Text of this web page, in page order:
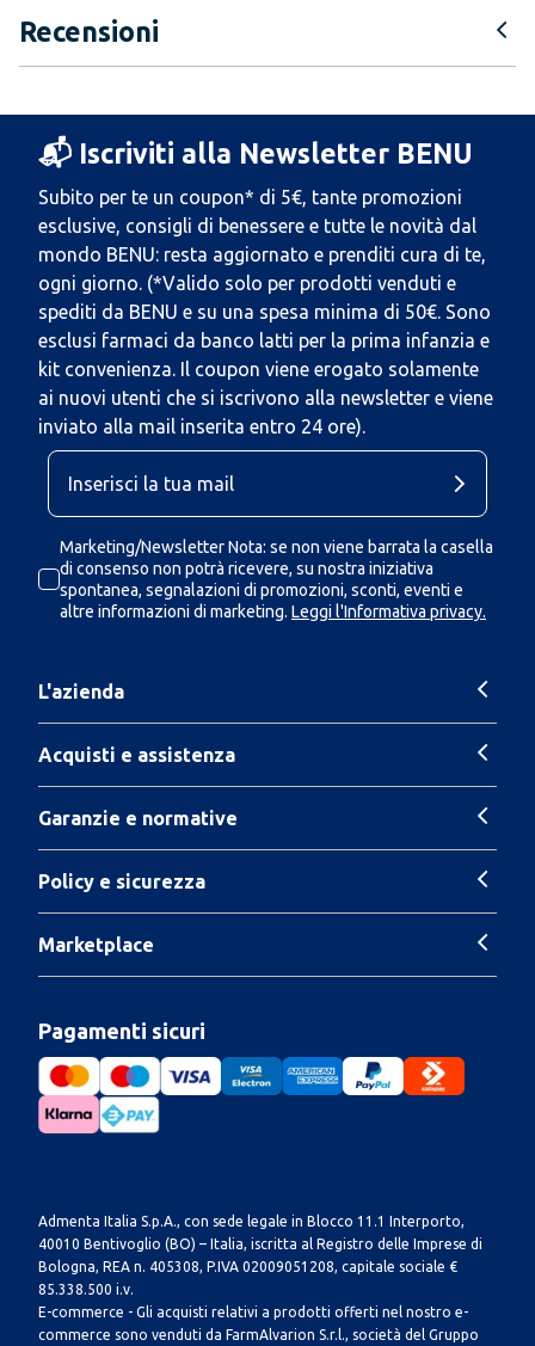
Recensioni
📬 Iscriviti alla Newsletter BENU
Subito per te un coupon* di 5€, tante promozioni
esclusive, consigli di benessere e tutte le novità dal
mondo BENU: resta aggiornato e prenditi cura di te,
ogni giorno. (*Valido solo per prodotti venduti e
spediti da BENU e su una spesa minima di 50€. Sono
esclusi farmaci da banco latti per la prima infanzia e
kit convenienza. Il coupon viene erogato solamente
ai nuovi utenti che si iscrivono alla newsletter e viene
inviato alla mail inserita entro 24 ore).
Marketing/Newsletter Nota: se non viene barrata la casella
di consenso non potrà ricevere, su nostra iniziativa
spontanea, segnalazioni di promozioni, sconti, eventi e
altre informazioni di marketing. Leggi l'Informativa privacy.
L'azienda
Acquisti e assistenza
Garanzie e normative
Policy e sicurezza
Marketplace
Pagamenti sicuri
Admenta Italia S.p.A., con sede legale in Blocco 11.1 Interporto,
40010 Bentivoglio (BO) – Italia, iscritta al Registro delle Imprese di
Bologna, REA n. 405308, P.IVA 02009051208, capitale sociale €
85.338.500 i.v.
E-commerce - Gli acquisti relativi a prodotti offerti nel nostro e-
commerce sono venduti da FarmAlvarion S.r.l., società del Gruppo